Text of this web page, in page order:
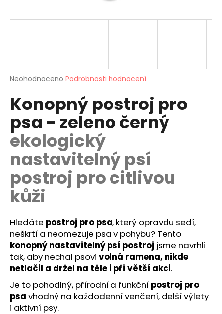
Průměrné
produktu
je
5
hvězdiček.
Neohodnoceno Podrobnosti hodnocení
Konopný postroj pro
psa - zeleno černý
ekologický
nastavitelný psí
postroj pro citlivou
kůži
Hledáte postroj pro psa, který opravdu sedí,
neškrtí a neomezuje psa v pohybu? Tento
konopný nastavitelný psí postroj jsme navrhli
tak, aby nechal psovi volná ramena, nikde
netlačil a držel na těle i při větší akci.
Je to pohodlný, přírodní a funkční postroj pro
psa vhodný na každodenní venčení, delší výlety
i aktivní psy.
j
?
HLEDAT
D
o
p
o
r
č
u
j
e
m
e